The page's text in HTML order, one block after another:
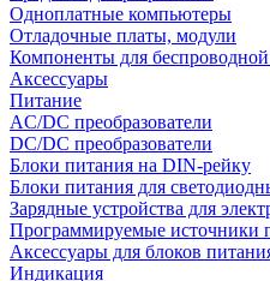
Одноплатные компьютеры
Отладочные платы, модули
Компоненты для беспроводной
Аксессуары
Питание
AC/DC преобразователи
DC/DC преобразователи
Блоки питания на DIN-рейку
Блоки питания для
Зарядные устройства для
Программируемые источники
Аксессуары для блоков
Индикация